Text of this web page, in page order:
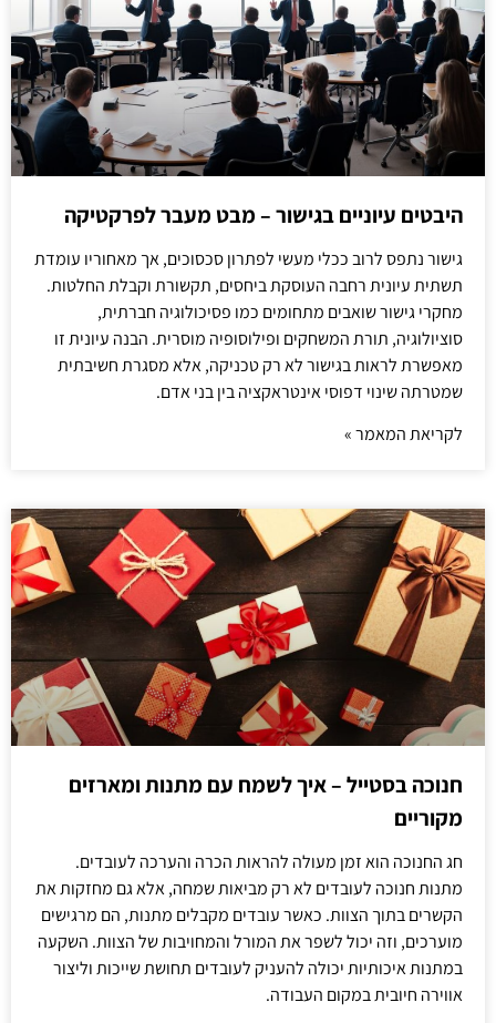
היבטים עיוניים בגישור – מבט מעבר לפרקטיקה
גישור נתפס לרוב ככלי מעשי לפתרון סכסוכים, אך מאחוריו עומדת
תשתית עיונית רחבה העוסקת ביחסים, תקשורת וקבלת החלטות.
מחקרי גישור שואבים מתחומים כמו פסיכולוגיה חברתית,
סוציולוגיה, תורת המשחקים ופילוסופיה מוסרית. הבנה עיונית זו
מאפשרת לראות בגישור לא רק טכניקה, אלא מסגרת חשיבתית
שמטרתה שינוי דפוסי אינטראקציה בין בני אדם.
לקריאת המאמר »
חנוכה בסטייל – איך לשמח עם מתנות ומארזים
מקוריים
חג החנוכה הוא זמן מעולה להראות הכרה והערכה לעובדים.
מתנות חנוכה לעובדים לא רק מביאות שמחה, אלא גם מחזקות את
הקשרים בתוך הצוות. כאשר עובדים מקבלים מתנות, הם מרגישים
מוערכים, וזה יכול לשפר את המורל והמחויבות של הצוות. השקעה
במתנות איכותיות יכולה להעניק לעובדים תחושת שייכות וליצור
אווירה חיובית במקום העבודה.